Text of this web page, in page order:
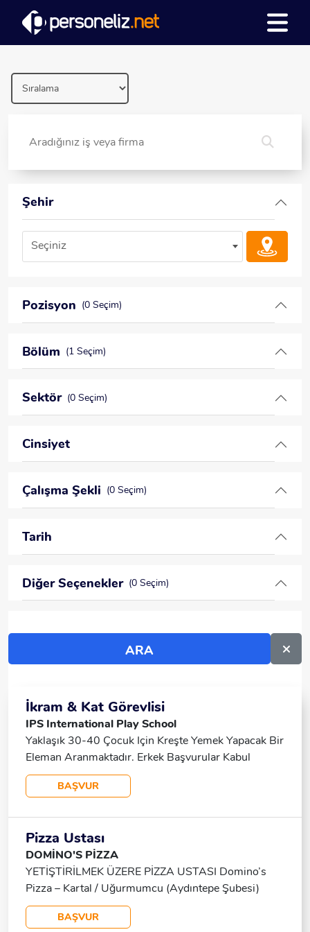
Şehir
Seçiniz
Pozisyon (0 Seçim)
Bölüm (1 Seçim)
Sektör (0 Seçim)
Cinsiyet
Çalışma Şekli (0 Seçim)
Tarih
Diğer Seçenekler (0 Seçim)
İkram & Kat Görevlisi
IPS International Play School
Yaklaşık 30-40 Çocuk Için Kreşte Yemek Yapacak Bir
Eleman Aranmaktadır. Erkek Başvurular Kabul
Edilmemektedir.
BAŞVUR
Pizza Ustası
DOMİNO'S PİZZA
YETİŞTİRİLMEK ÜZERE PİZZA USTASI Domino’s
Pizza – Kartal / Uğurmumcu (Aydıntepe Şubesi)
Domino’s Pizza’nın Kartal Uğurmumcu (Aydıntepe)
Şubesinde Görevlendirilmek Üzere Yetiştirilmek
BAŞVUR